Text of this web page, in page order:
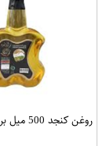
روغن کنجد 500 میل برازنده